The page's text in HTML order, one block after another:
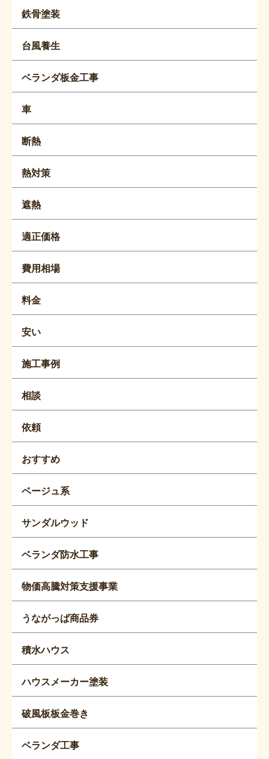
鉄骨塗装
台風養生
ベランダ板金工事
車
断熱
熱対策
遮熱
適正価格
費用相場
料金
安い
施工事例
相談
依頼
おすすめ
ベージュ系
サンダルウッド
ベランダ防水工事
物価高騰対策支援事業
うながっぱ商品券
積水ハウス
ハウスメーカー塗装
破風板板金巻き
ベランダ工事